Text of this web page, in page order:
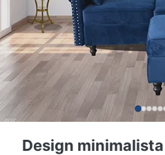
Design